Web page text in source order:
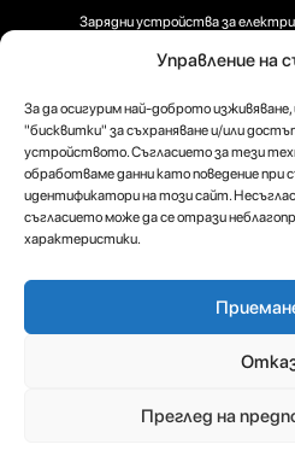
Управление на
За да осигурим най-доброто
"бисквитки" за съхраняване и/или
устройството. Съгласието за тези
обработваме данни като поведение при
идентификатори на този сайт.
съгласието може да се отрази
характеристики.
Преглед на
Зарядни устройства за
Авторско право